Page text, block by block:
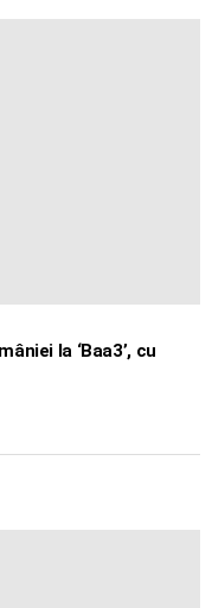
la ‘Baa3’, cu